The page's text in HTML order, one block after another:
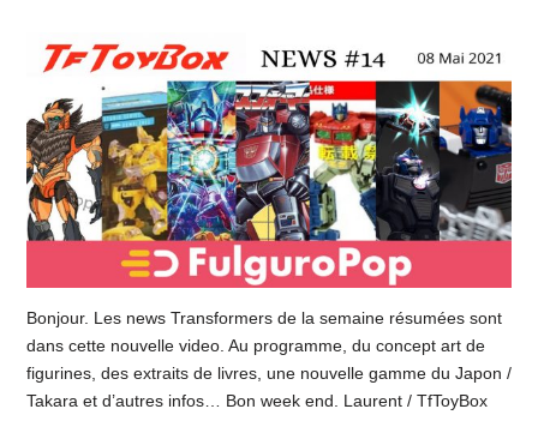
Bonjour. Les news Transformers de la semaine résumées sont
dans cette nouvelle video. Au programme, du concept art de
figurines, des extraits de livres, une nouvelle gamme du Japon /
Takara et d’autres infos… Bon week end. Laurent / TfToyBox